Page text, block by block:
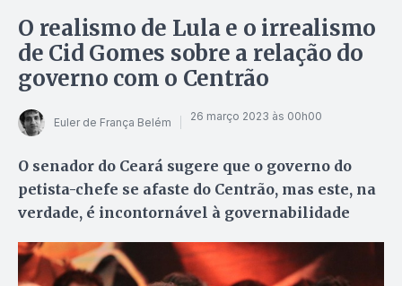
O realismo de Lula e o irrealismo
de Cid Gomes sobre a relação do
governo com o Centrão
Euler de França Belém 26 março 2023 às 00h00
O senador do Ceará sugere que o governo do
petista-chefe se afaste do Centrão, mas este, na
verdade, é incontornável à governabilidade